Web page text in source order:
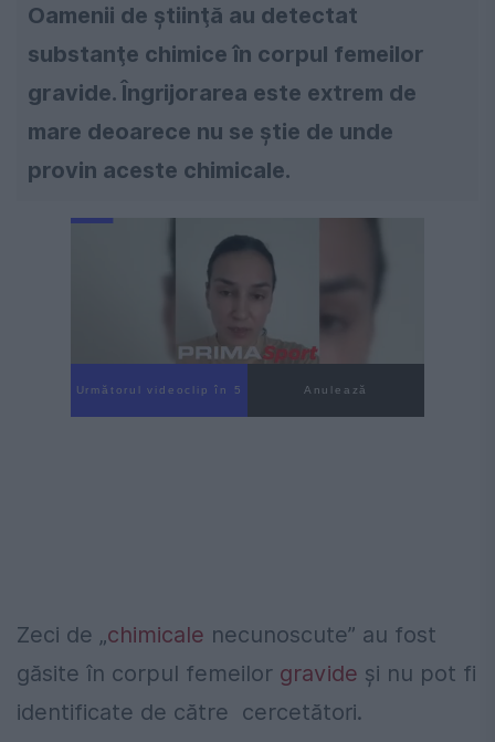
Oamenii de ştiinţă au detectat
substanţe chimice în corpul femeilor
gravide. Îngrijorarea este extrem de
mare deoarece nu se ştie de unde
provin aceste chimicale.
Următorul videoclip în 4 Anulează
Zeci de „chimicale necunoscute” au fost
găsite în corpul femeilor gravide și nu pot fi
identificate de către cercetători.